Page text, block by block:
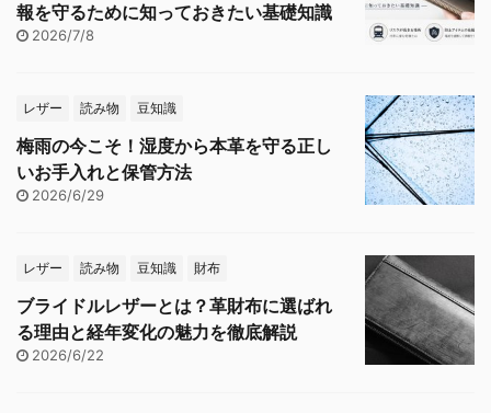
報を守るために知っておきたい基礎知識
2026/7/8
レザー 読み物 豆知識
梅雨の今こそ！湿度から本革を守る正し
いお手入れと保管方法
2026/6/29
レザー 読み物 豆知識 財布
ブライドルレザーとは？革財布に選ばれ
る理由と経年変化の魅力を徹底解説
2026/6/22